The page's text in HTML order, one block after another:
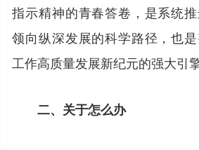
指示精神的青春答卷，是系统
领向纵深发展的科学路径，也
工作高质量发展新纪元的强大引擎
二、关于怎么办